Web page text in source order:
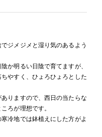
ジメジメと湿り気のあるよう
か明るい日陰で育てますが、
やすく、ひょろひょろとした
りますので、西日の当たらな
ろが理想です。
冷地では鉢植えにした方がよ